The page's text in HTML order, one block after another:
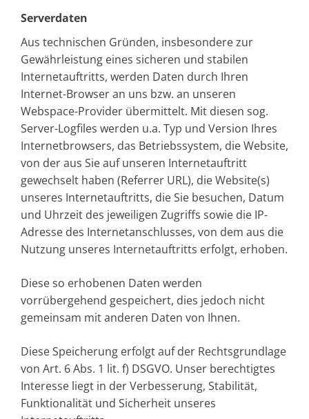
Serverdaten
Aus technischen Gründen, insbesondere zur
Gewährleistung eines sicheren und stabilen
Internetauftritts, werden Daten durch Ihren
Internet-Browser an uns bzw. an unseren
Webspace-Provider übermittelt. Mit diesen sog.
Server-Logfiles werden u.a. Typ und Version Ihres
Internetbrowsers, das Betriebssystem, die Website,
von der aus Sie auf unseren Internetauftritt
gewechselt haben (Referrer URL), die Website(s)
unseres Internetauftritts, die Sie besuchen, Datum
und Uhrzeit des jeweiligen Zugriffs sowie die IP-
Adresse des Internetanschlusses, von dem aus die
Nutzung unseres Internetauftritts erfolgt, erhoben.
Diese so erhobenen Daten werden
vorrübergehend gespeichert, dies jedoch nicht
gemeinsam mit anderen Daten von Ihnen.
Diese Speicherung erfolgt auf der Rechtsgrundlage
von Art. 6 Abs. 1 lit. f) DSGVO. Unser berechtigtes
Interesse liegt in der Verbesserung, Stabilität,
Funktionalität und Sicherheit unseres